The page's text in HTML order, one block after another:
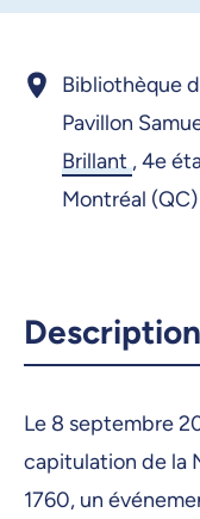
21
22 janvier
23 janvier
28
2 février
3 février
Bibliothèque
Pavillon
Brillant ,4e
Montréal
Description
Le 8 septembre
capitulation de la
1760, un